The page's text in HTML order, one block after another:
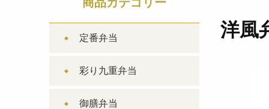
洋風
定番弁当
彩り九重弁当
御膳弁当